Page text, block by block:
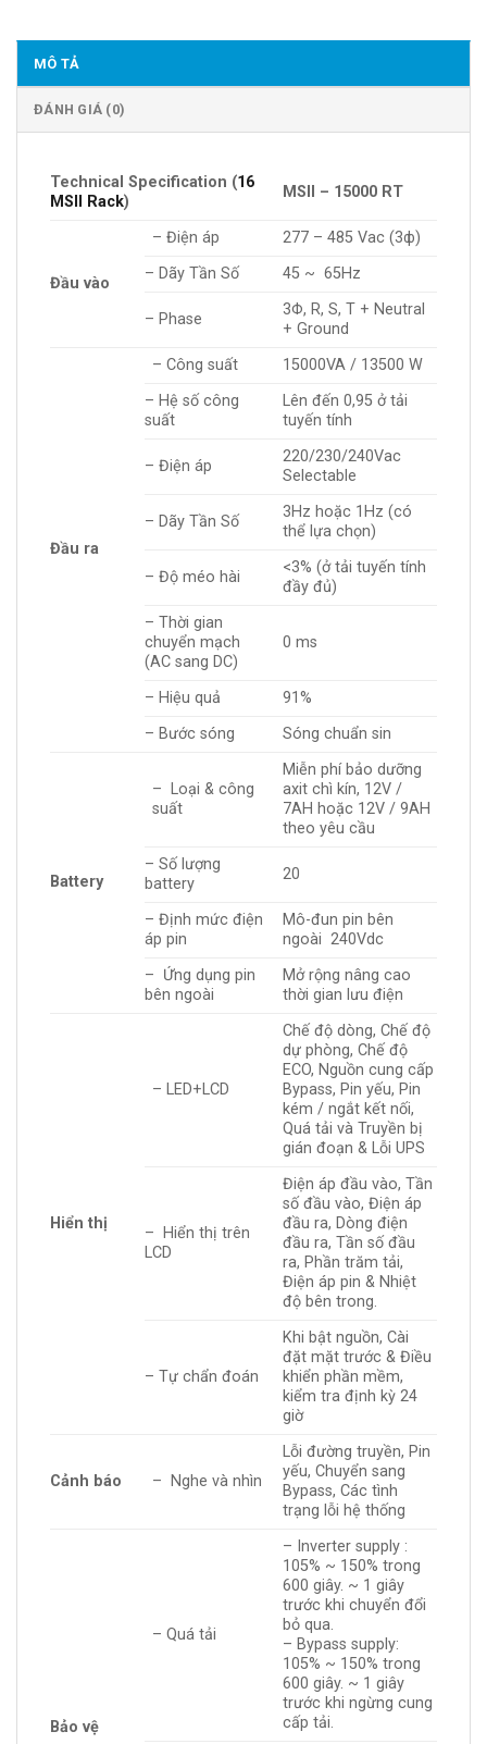
MÔ TẢ
ĐÁNH GIÁ (0)
Technical Specification (16
MSII Rack)
MSII – 15000 RT
Đầu vào
– Điện áp
277 – 485 Vac (3ф)
– Dãy Tần Số
45 ~ 65Hz
– Phase
3Φ, R, S, T + Neutral
+ Ground
Đầu ra
– Công suất
15000VA / 13500 W
– Hệ số công
suất
Lên đến 0,95 ở tải
tuyến tính
– Điện áp
220/230/240Vac
Selectable
– Dãy Tần Số
3Hz hoặc 1Hz (có
thể lựa chọn)
– Độ méo hài
<3% (ở tải tuyến tính
đầy đủ)
– Thời gian
chuyển mạch
(AC sang DC)
0 ms
– Hiệu quả
91%
– Bước sóng
Sóng chuẩn sin
Battery
– Loại & công
suất
Miễn phí bảo dưỡng
axit chì kín, 12V /
7AH hoặc 12V / 9AH
theo yêu cầu
– Số lượng
battery
20
– Định mức điện
áp pin
Mô-đun pin bên
ngoài 240Vdc
– Ứng dụng pin
bên ngoài
Mở rộng nâng cao
thời gian lưu điện
Hiển thị
– LED+LCD
Chế độ dòng, Chế độ
dự phòng, Chế độ
ECO, Nguồn cung cấp
Bypass, Pin yếu, Pin
kém / ngắt kết nối,
Quá tải và Truyền bị
gián đoạn & Lỗi UPS
– Hiển thị trên
LCD
Điện áp đầu vào, Tần
số đầu vào, Điện áp
đầu ra, Dòng điện
đầu ra, Tần số đầu
ra, Phần trăm tải,
Điện áp pin & Nhiệt
độ bên trong.
– Tự chẩn đoán
Khi bật nguồn, Cài
đặt mặt trước & Điều
khiển phần mềm,
kiểm tra định kỳ 24
giờ
Cảnh báo – Nghe và nhìn
Lỗi đường truyền, Pin
yếu, Chuyển sang
Bypass, Các tình
trạng lỗi hệ thống
Bảo vệ
– Quá tải
– Inverter supply :
105% ~ 150% trong
600 giây. ~ 1 giây
trước khi chuyển đổi
bỏ qua.
– Bypass supply:
105% ~ 150% trong
600 giây. ~ 1 giây
trước khi ngừng cung
cấp tải.